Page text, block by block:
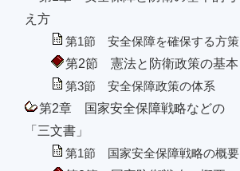
え方
第1節 安全保障を確保する方策
第2節 憲法と防衛政策の基本
第3節 安全保障政策の体系
第2章 国家安全保障戦略などの
「三文書」
第1節 国家安全保障戦略の概要